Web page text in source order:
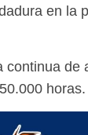
en la
continua de
horas.